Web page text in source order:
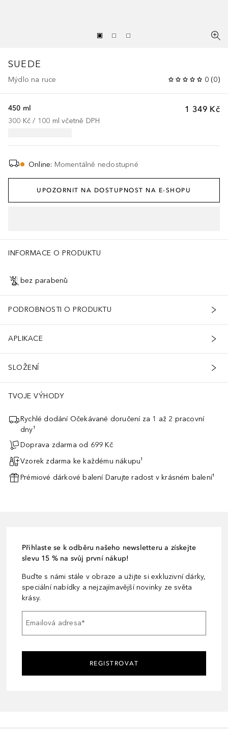
SUEDE
Mýdlo na ruce 0 (0)
1 349 Kč
450 ml
300 Kč / 100 ml včetně DPH
Online: Momentálně nedostupné
UPOZORNIT NA DOSTUPNOST NA E-SHOPU
INFORMACE O PRODUKTU
bez parabenů
PODROBNOSTI O PRODUKTU
APLIKACE
SLOŽENÍ
TVOJE VÝHODY
Rychlé dodání Očekávané doručení za 1 až 2 pracovní
dny¹
Doprava zdarma od 699 Kč
Vzorek zdarma ke každému nákupu¹
Prémiové dárkové balení Darujte radost v krásném balení¹
Přihlaste se k odběru našeho newsletteru a získejte
slevu 15 % na svůj první nákup!
Buďte s námi stále v obraze a užijte si exkluzivní dárky,
speciální nabídky a nejzajímavější novinky ze světa
krásy.
Emailová adresa*
REGISTROVAT